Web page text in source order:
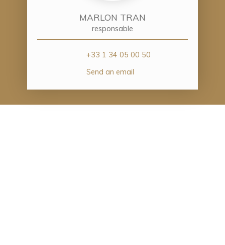
MARLON TRAN
responsable
+33 1 34 05 00 50
Send an email